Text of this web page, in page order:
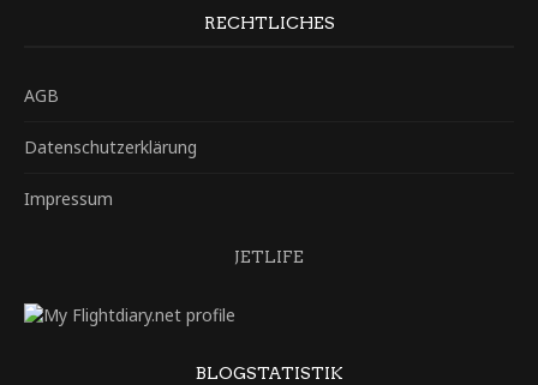
RECHTLICHES
AGB
Datenschutzerklärung
Impressum
JETLIFE
BLOGSTATISTIK